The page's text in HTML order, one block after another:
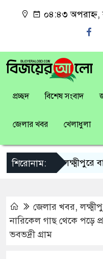
০৪:৪৩ অপরাহ্ন,
প্রচ্ছদ বিশেষ সংবাদ
জেলার খবর খেলাধুলা
শিরোনাম: লক্ষ্মীপুরে
জেলার খবর,
নারিকেল গাছ থেকে পড়ে
ভবভদ্রী গ্রাম